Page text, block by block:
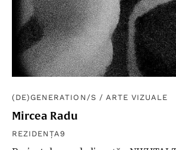
(DE)GENERATION/S / ARTE VIZUALE
Mircea Radu
REZIDENȚA9